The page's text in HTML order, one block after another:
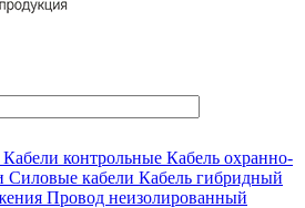
Кабели контрольные Кабель охранно-
Силовые кабели Кабель гибридный
Провод неизолированный